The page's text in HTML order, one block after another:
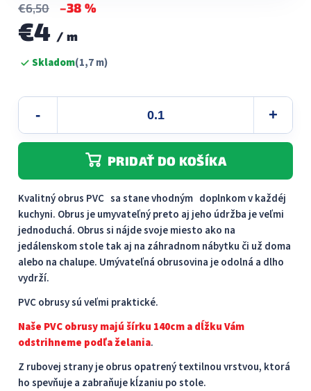
€6,50 –38 %
€4 / m
Jednotková
cena:Skladom(1,7 m)
PRIDAŤ DO KOŠÍKA
Kvalitný obrus PVC sa stane vhodným doplnkom v každéj
kuchyni. Obrus je umyvateľný preto aj jeho údržba je veľmi
jednoduchá. Obrus ​​si nájde svoje miesto ako na
jedálenskom stole tak aj na záhradnom nábytku či už doma
alebo na chalupe. Umývateľná obrusovina je odolná a dlho
vydrží.
PVC obrusy sú veľmi praktické.
Naše PVC obrusy majú šírku 140cm a dĺžku Vám
odstrihneme podľa želania.
Z rubovej strany je obrus opatrený textilnou vrstvou, ktorá
ho spevňuje a zabraňuje kĺzaniu po stole.